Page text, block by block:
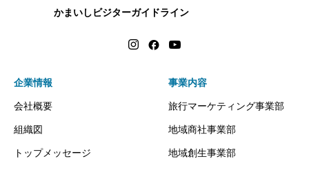
かまいしビジターガイドライン
企業情報
会社概要
組織図
トップメッセージ
事業内容
旅行マーケティング事業部
地域商社事業部
地域創生事業部